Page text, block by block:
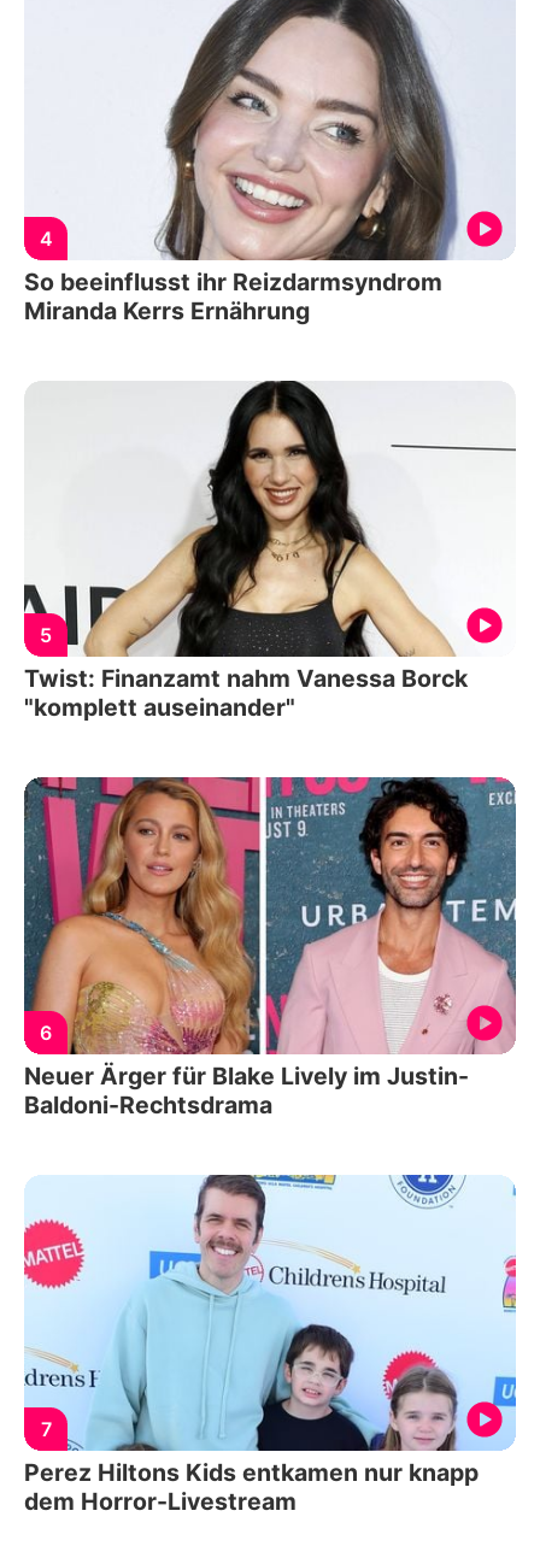
4
So beeinflusst ihr Reizdarmsyndrom
Miranda Kerrs Ernährung
5
Twist: Finanzamt nahm Vanessa Borck
"komplett auseinander"
6
Neuer Ärger für Blake Lively im Justin-
Baldoni-Rechtsdrama
7
Perez Hiltons Kids entkamen nur knapp
dem Horror-Livestream